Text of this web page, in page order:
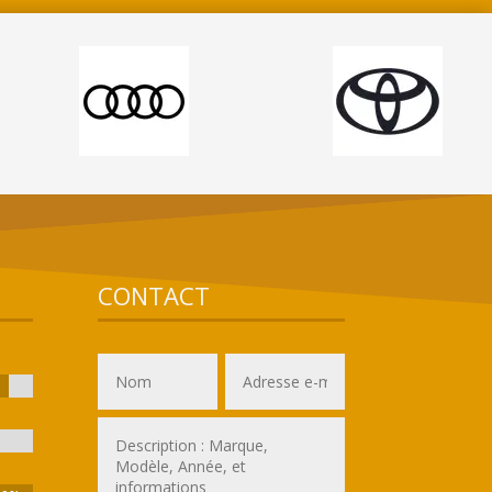
CONTACT